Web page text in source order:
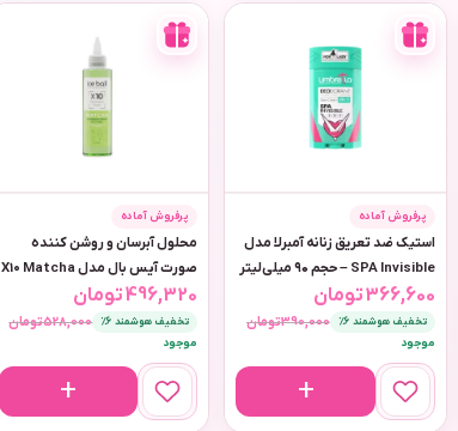
پرفروش آماده
استیک ضد تعریق زنانه آمبرلا مدل
SPA Invisible – حجم ۹۰ میلی‌لیتر
390,000تومان
366,600تومان
تخفیف هوشمند 6٪
موجود
پرفروش آماده
محلول آبرسان و روشن کننده
صورت آیس بال مدل X10 Matcha
حجم ۲۱۲ میلی لیتر
528,000تومان
496,320تومان
تخفیف هوشمند 6٪
موجود